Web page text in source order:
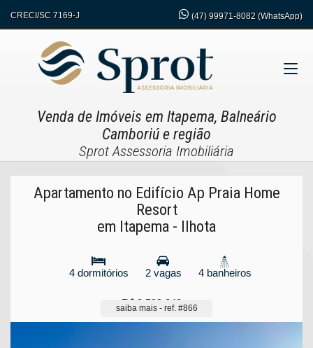
CRECI/SC 7169-J (47) 99971-8082 (WhatsApp)
Venda de Imóveis em Itapema, Balneário
Camboriú e região
Sprot Assessoria Imobiliária
Apartamento no Edifício Ap Praia Home
Resort
em Itapema - Ilhota
4 dormitórios 2 vagas 4 banheiros
R$ 2.599.240,00
saiba mais - ref. #866